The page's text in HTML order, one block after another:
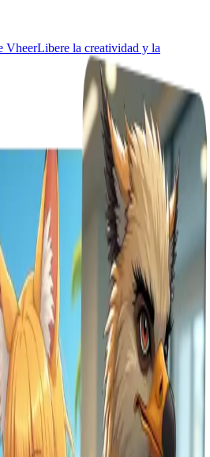
VheerLibere la creatividad y la